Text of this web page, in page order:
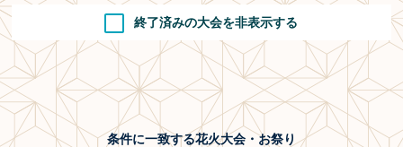
終了済みの大会を非表示する
条件に一致する花火大会・お祭り